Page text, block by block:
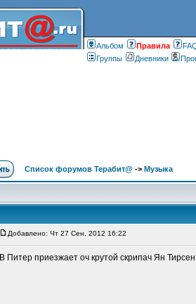
Альбом Правилa
Группы
Дневники
Список форумов Терабит@ -> Музыка
Добавлено: Чт 27 Сен, 2012 16:22
В Питер приезжает оч крутой скрипач Ян